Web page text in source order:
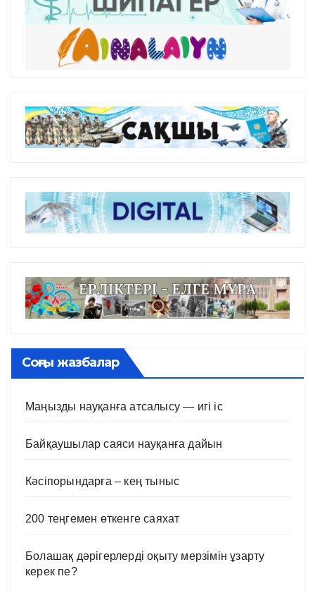
Соңғы жазбалар
Маңызды науқанға атсалысу — игі іс
Байқаушылар саяси науқанға дайын
Кәсіпорындарға – кең тыныс
200 теңгемен өткенге саяхат
Болашақ дәрігерлерді оқыту мерзімін ұзарту
керек пе?